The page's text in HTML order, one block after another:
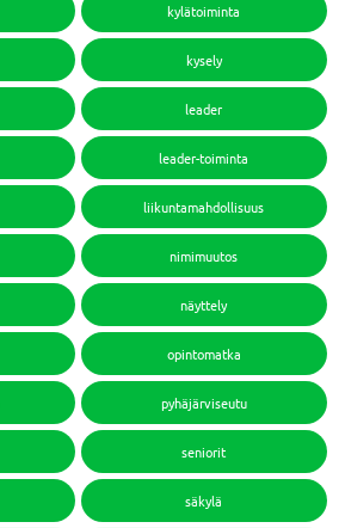
kylätoiminta
kysely
leader
leader-toiminta
liikuntamahdollisuus
nimimuutos
näyttely
opintomatka
pyhäjärviseutu
seniorit
säkylä